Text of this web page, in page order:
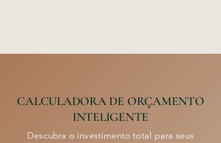
CALCULADORA DE ORÇAMENTO
INTELIGENTE
Descubra o investimento total para seus